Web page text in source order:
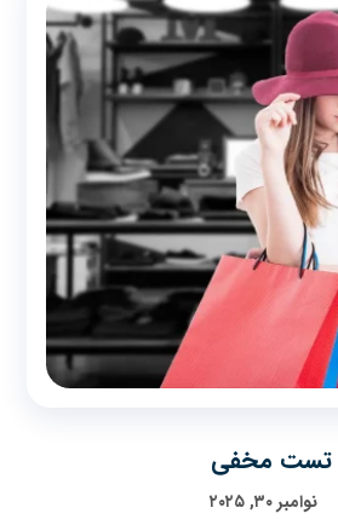
تست مخفی
نوامبر ۳۰, ۲۰۲۵